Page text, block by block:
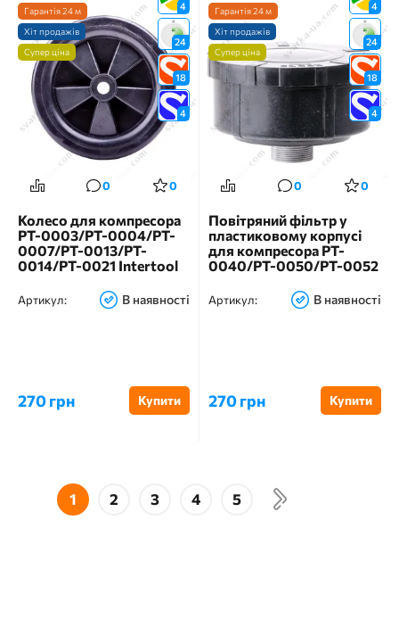
4
24
18
4
Гарантія 24 м
Хіт продажів
Супер ціна
0 0
Колесо для компресора
PT-0003/PT-0004/PT-
0007/PT-0013/PT-
0014/PT-0021 Intertool
Артикул: В наявності
270 грн Купити
4
24
18
4
Гарантія 24 м
Хіт продажів
Супер ціна
0 0
Повітряний фільтр у
пластиковому корпусі
для компресора PT-
0040/PT-0050/PT-0052
Артикул: В наявності
270 грн Купити
1 2 3 4 5